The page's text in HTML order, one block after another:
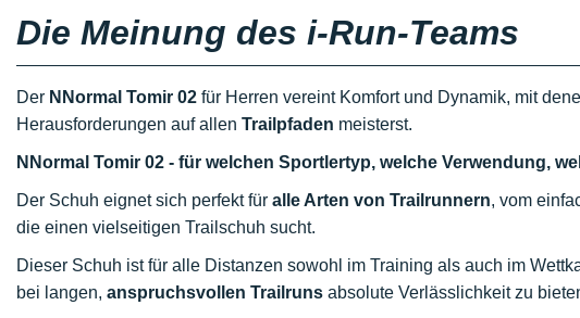
Die Meinung des i-Run-Teams
Der NNormal Tomir 02 für Herren vereint Komfort und Dynamik, mit
Herausforderungen auf allen Trailpfaden meisterst.
NNormal Tomir 02 - für welchen Sportlertyp, welche Verwendung,
Der Schuh eignet sich perfekt für alle Arten von Trailrunnern, vom
die einen vielseitigen Trailschuh sucht.
Dieser Schuh ist für alle Distanzen sowohl im Training als auch im
bei langen, anspruchsvollen Trailruns absolute Verlässlichkeit zu